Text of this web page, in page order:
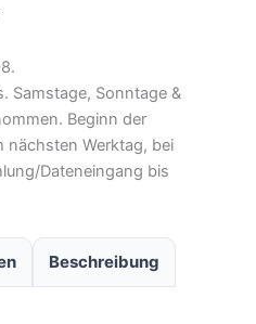
Samstage, Sonntage &
Beginn der
nächsten Werktag, bei
Dateneingang bis
Beschreibung